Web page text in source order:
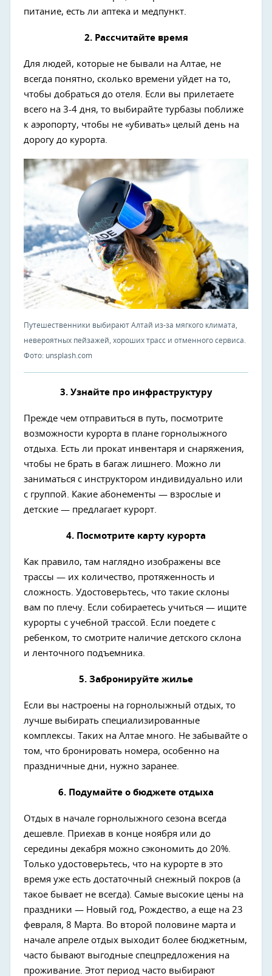
питание, есть ли аптека и медпункт.
2. Рассчитайте время
Для людей, которые не бывали на Алтае, не
всегда понятно, сколько времени уйдет на то,
чтобы добраться до отеля. Если вы прилетаете
всего на 3-4 дня, то выбирайте турбазы поближе
к аэропорту, чтобы не «убивать» целый день на
дорогу до курорта.
Путешественники выбирают Алтай из-за мягкого климата,
невероятных пейзажей, хороших трасс и отменного сервиса.
Фото: unsplash.com
3. Узнайте про инфраструктуру
Прежде чем отправиться в путь, посмотрите
возможности курорта в плане горнолыжного
отдыха. Есть ли прокат инвентаря и снаряжения,
чтобы не брать в багаж лишнего. Можно ли
заниматься с инструктором индивидуально или
с группой. Какие абонементы — взрослые и
детские — предлагает курорт.
4. Посмотрите карту курорта
Как правило, там наглядно изображены все
трассы — их количество, протяженность и
сложность. Удостоверьтесь, что такие склоны
вам по плечу. Если собираетесь учиться — ищите
курорты с учебной трассой. Если поедете с
ребенком, то смотрите наличие детского склона
и ленточного подъемника.
5. Забронируйте жилье
Если вы настроены на горнолыжный отдых, то
лучше выбирать специализированные
комплексы. Таких на Алтае много. Не забывайте о
том, что бронировать номера, особенно на
праздничные дни, нужно заранее.
6. Подумайте о бюджете отдыха
Отдых в начале горнолыжного сезона всегда
дешевле. Приехав в конце ноября или до
середины декабря можно сэкономить до 20%.
Только удостоверьтесь, что на курорте в это
время уже есть достаточный снежный покров (а
такое бывает не всегда). Самые высокие цены на
праздники — Новый год, Рождество, а еще на 23
февраля, 8 Марта. Во второй половине марта и
начале апреле отдых выходит более бюджетным,
часто бывают выгодные спецпредложения на
проживание. Этот период часто выбирают